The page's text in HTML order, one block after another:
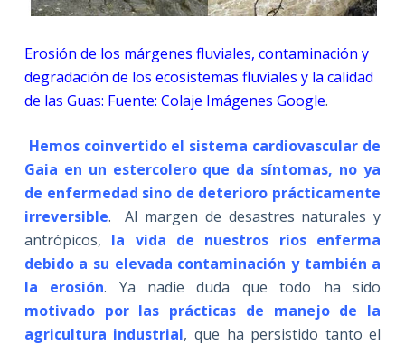
Erosión de los márgenes fluviales, contaminación y
degradación de los ecosistemas fluviales y la calidad
de las Guas: Fuente: Colaje Imágenes Google.
Hemos coinvertido el sistema cardiovascular de
Gaia en un estercolero que da síntomas, no ya
de enfermedad sino de deterioro prácticamente
irreversible. Al margen de desastres naturales y
antrópicos, la vida de nuestros ríos enferma
debido a su elevada contaminación y también a
la erosión. Ya nadie duda que todo ha sido
motivado por las prácticas de manejo de la
agricultura industrial, que ha persistido tanto el